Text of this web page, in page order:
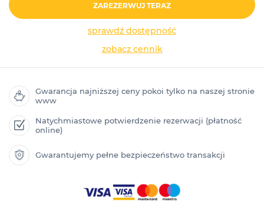
ZAREZERWUJ TERAZ
sprawdź dostępność
zobacz cennik
Gwarancja najniższej ceny pokoi tylko na naszej stronie
www
Natychmiastowe potwierdzenie rezerwacji (płatność
online)
Gwarantujemy pełne bezpieczeństwo transakcji